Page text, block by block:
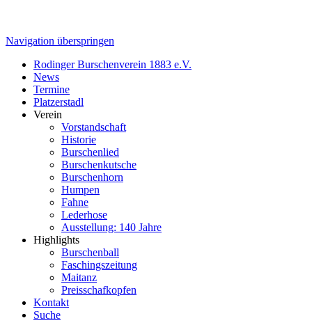
Navigation überspringen
Rodinger Burschenverein 1883 e.V.
News
Termine
Platzerstadl
Verein
Vorstandschaft
Historie
Burschenlied
Burschenkutsche
Burschenhorn
Humpen
Fahne
Lederhose
Ausstellung: 140 Jahre
Highlights
Burschenball
Faschingszeitung
Maitanz
Preisschafkopfen
Kontakt
Suche